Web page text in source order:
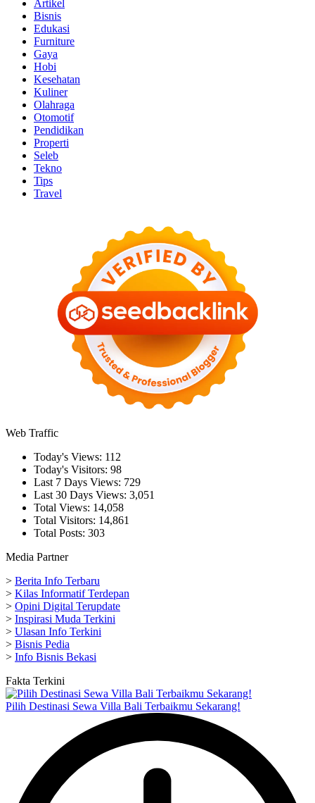
Artikel
Bisnis
Edukasi
Furniture
Gaya
Hobi
Kesehatan
Kuliner
Olahraga
Otomotif
Pendidikan
Properti
Seleb
Tekno
Tips
Travel
Web Traffic
Today's Views: 112
Today's Visitors: 98
Last 7 Days Views: 729
Last 30 Days Views: 3,051
Total Views: 14,058
Total Visitors: 14,861
Total Posts: 303
Media Partner
> Berita Info Terbaru
> Kilas Informatif Terdepan
> Opini Digital Terupdate
> Inspirasi Muda Terkini
> Ulasan Info Terkini
> Bisnis Pedia
> Info Bisnis Bekasi
Fakta Terkini
Pilih Destinasi Sewa Villa Bali Terbaikmu Sekarang!